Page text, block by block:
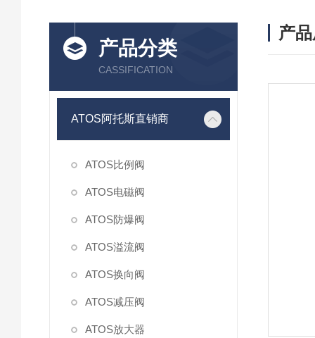
产品分类
CASSIFICATION
ATOS阿托斯直销商
ATOS比例阀
ATOS电磁阀
ATOS防爆阀
ATOS溢流阀
ATOS换向阀
ATOS减压阀
ATOS放大器
产